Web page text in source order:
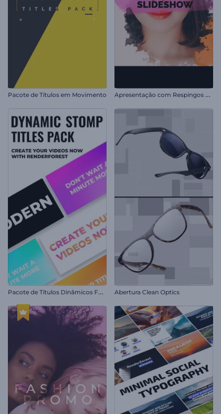
Pacote de Títulos em Movimento A
presentação com Respingos de Tinta
P
acote de Títulos Dinâmicos Fortes Abertura Clean Optics